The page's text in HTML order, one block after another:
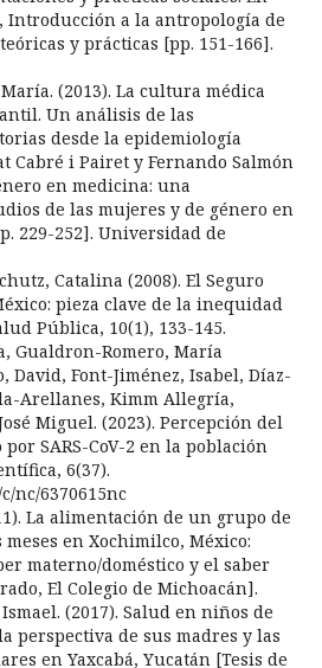
Introducción a la antropología de
y prácticas [pp. 151-166].
(2013). La cultura médica
Un análisis de las
desde la epidemiología
Cabré i Pairet y Fernando Salmón
en medicina: una
de las mujeres y de género en
229-252]. Universidad de
Catalina (2008). El Seguro
pieza clave de la inequidad
Pública, 10(1), 133-145.
Gualdron-Romero, María
David, Font-Jiménez, Isabel, Díaz-
Arellanes, Kimm Allegría,
Miguel. (2023). Percepción del
SARS-CoV-2 en la población
6(37).
nc/6370615nc
La alimentación de un grupo de
en Xochimilco, México:
materno/doméstico y el saber
El Colegio de Michoacán].
(2017). Salud en niños de
perspectiva de sus madres y las
en Yaxcabá, Yucatán [Tesis de